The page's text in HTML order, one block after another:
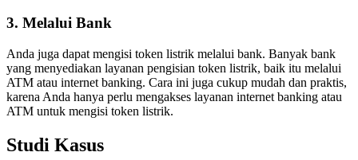
3. Melalui Bank
Anda juga dapat mengisi token listrik melalui bank. Banyak bank
yang menyediakan layanan pengisian token listrik, baik itu melalui
ATM atau internet banking. Cara ini juga cukup mudah dan praktis,
karena Anda hanya perlu mengakses layanan internet banking atau
ATM untuk mengisi token listrik.
Studi Kasus